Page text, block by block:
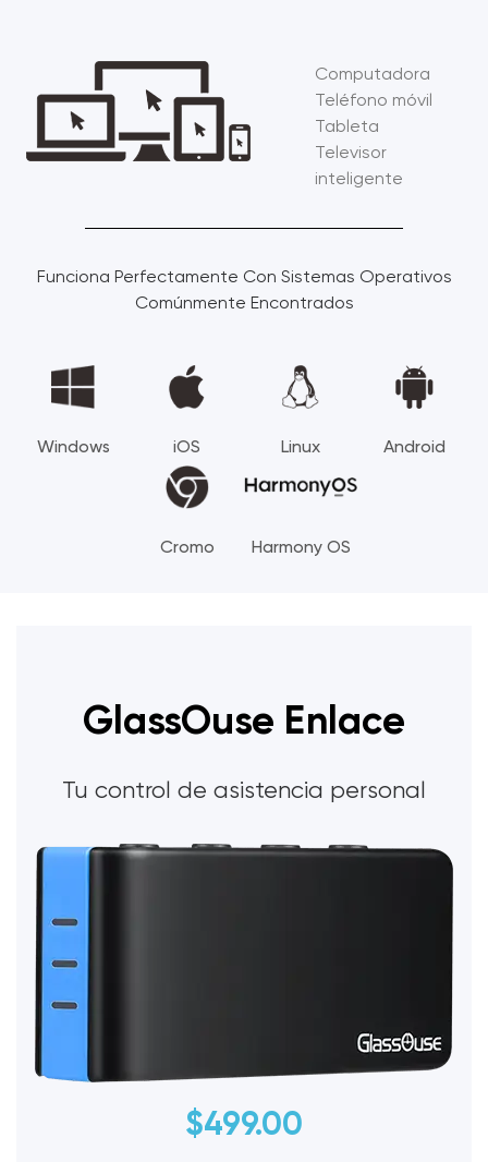
Computadora
Teléfono móvil
Tableta
Televisor
inteligente
Funciona Perfectamente Con Sistemas Operativos
Comúnmente Encontrados
Windows iOS Linux Android
Cromo Harmony OS
GlassOuse Enlace
Tu control de asistencia personal
$499.00